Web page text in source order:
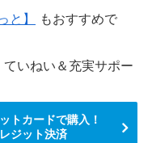
と】
もおすすめで
いねい＆充実サポー
トカードで購入！
ジット決済